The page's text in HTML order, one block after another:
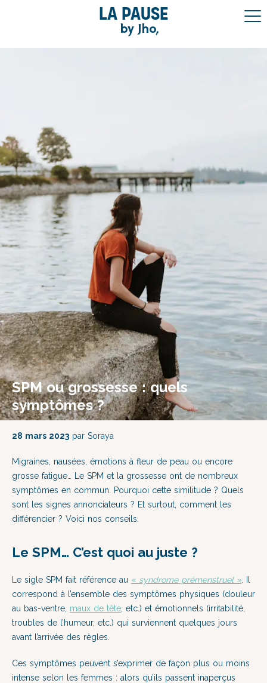
La pause
by Jho,
SPM ou grossesse : quels
symptômes ?
28 mars 2023 par Soraya
Migraines, nausées, émotions à fleur de peau ou encore
grosse fatigue… Le SPM et la grossesse ont de nombreux
symptômes en commun. Pourquoi cette similitude ? Quels
sont les signes annonciateurs ? Et surtout, comment les
différencier ? Voici nos conseils.
Le SPM… C’est quoi au juste ?
Le sigle SPM fait référence au « syndrome prémenstruel ». Il
correspond à l’ensemble des symptômes physiques (douleur
au bas-ventre, maux de tête , etc.) et émotionnels (irritabilité,
troubles de l’humeur, etc.) qui surviennent quelques jours
avant l’arrivée des règles.
Ces symptômes peuvent s’exprimer de façon plus ou moins
intense selon les femmes : alors qu’ils passent inaperçus